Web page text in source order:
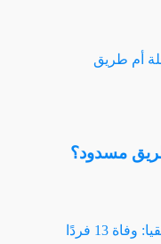
طريق مسدود؟